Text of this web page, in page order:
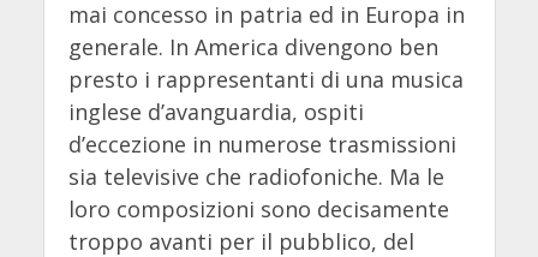
mai concesso in patria ed in Europa in
generale. In America divengono ben
presto i rappresentanti di una musica
inglese d’avanguardia, ospiti
d’eccezione in numerose trasmissioni
sia televisive che radiofoniche. Ma le
loro composizioni sono decisamente
troppo avanti per il pubblico, del